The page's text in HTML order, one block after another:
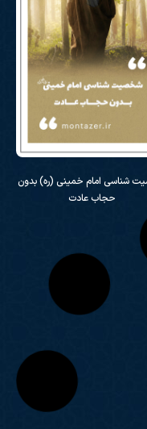
شناسی امام خمینی (ره) بدون
حجاب عادت